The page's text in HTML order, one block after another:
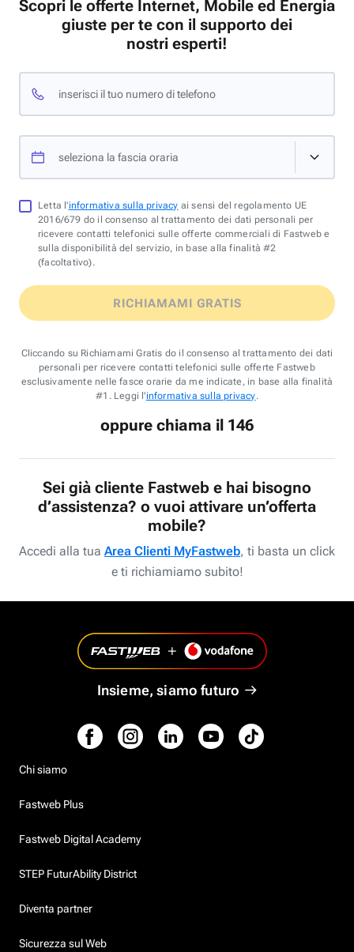
Scopri le offerte Internet, Mobile ed Energia
giuste per te con il supporto dei
nostri esperti!
inserisci il tuo numero di telefono
seleziona la fascia oraria
Letta l'informativa sulla privacy ai sensi del regolamento UE
2016/679 do il consenso al trattamento dei dati personali per
ricevere contatti telefonici sulle offerte commerciali di Fastweb e
sulla disponibilità del servizio, in base alla finalità #2
(facoltativo).
RICHIAMAMI GRATIS
Cliccando su Richiamami Gratis do il consenso al trattamento dei dati
personali per ricevere contatti telefonici sulle offerte Fastweb
esclusivamente nelle fasce orarie da me indicate, in base alla finalità
#1. Leggi l'informativa sulla privacy.
oppure chiama il 146
Sei già cliente Fastweb e hai bisogno
d’assistenza? o vuoi attivare un’offerta
mobile?
Accedi alla tua Area Clienti MyFastweb, ti basta un click
e ti richiamiamo subito!
Insieme, siamo futuro
Chi siamo
Fastweb Plus
Fastweb Digital Academy
STEP FuturAbility District
Diventa partner
Sicurezza sul Web